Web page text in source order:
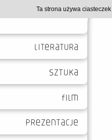
Ta strona używa